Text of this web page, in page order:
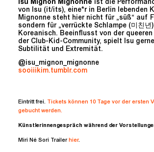
Isu Mignon Mignonne ist die
von Isu (it/its), eine*r in Berlin lebenden
Mignonne steht hier nicht für „süß“ auf
sondern für „verrückte Schlampe (미친년
Koreanisch. Beeinflusst von der queeren
der Club-Kid-Community, spielt Isu
Subtilität und Extremität.
@isu_mignon_mignonne
sooiiikim.tumblr.com
Eintritt frei.
Tickets können 10 Tage vor der ersten
gebucht werden.
Künstlerinnengespräch während der
Miri Né Sori Trailer hier.